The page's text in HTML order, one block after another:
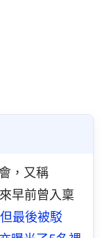
，又稱
早前曾入稟
但最後被駁